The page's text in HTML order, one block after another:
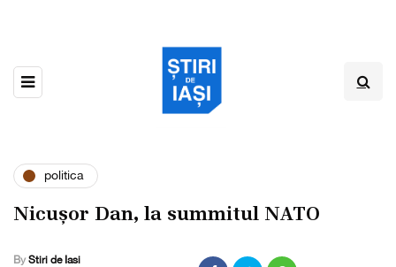
politica
Nicușor Dan, la summitul NATO
By Stiri de Iasi